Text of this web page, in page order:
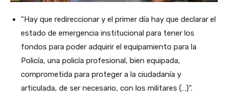
“Hay que redireccionar y el primer día hay que declarar el
estado de emergencia institucional para tener los
fondos para poder adquirir el equipamiento para la
Policía, una policía profesional, bien equipada,
comprometida para proteger a la ciudadanía y
articulada, de ser necesario, con los militares (…)”.